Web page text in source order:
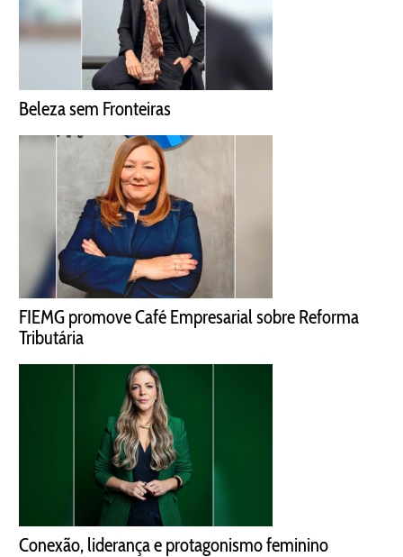
Beleza sem Fronteiras
FIEMG promove Café Empresarial sobre Reforma
Tributária
Conexão, liderança e protagonismo feminino